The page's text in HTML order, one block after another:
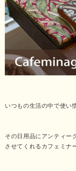
いつもの生活の中で使い
その日用品にアンティー
させてくれるカフェミナ